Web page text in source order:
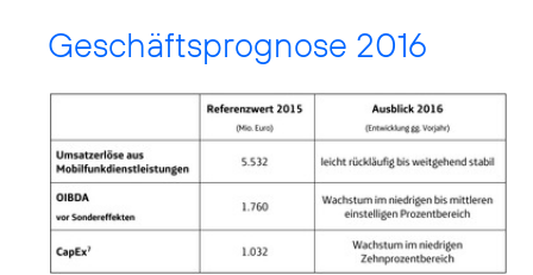
Geschäftsprognose 2016